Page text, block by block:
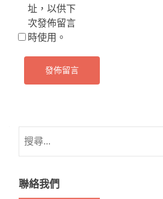
址，以供下
次發佈留言
時使用。
尋
鍵
字:
聯絡我們